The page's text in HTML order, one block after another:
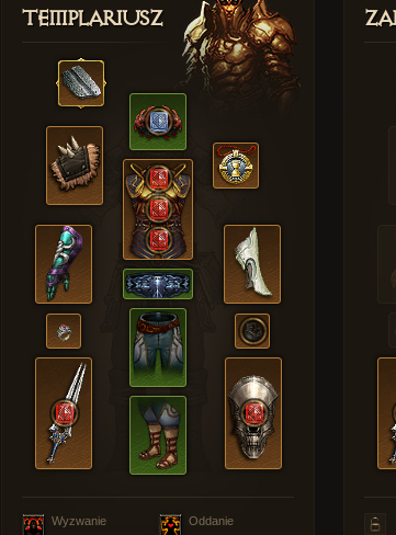
Templariusz
Wyzwanie Oddanie